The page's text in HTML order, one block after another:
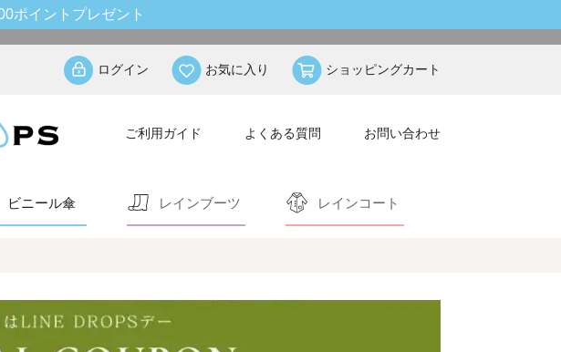
ポイントプレゼント
ログイン お気に入り ショッピングカート
ご利用ガイド よくある質問 お問い合わせ
ビニール傘 レインブーツ レインコート